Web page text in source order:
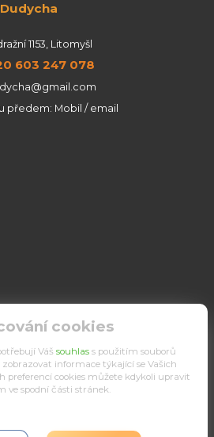
1153, Litomyšl
603 247 078
předem: Mobil / email
cookies
Váš souhlass použitím souborů
zobrazovat informace týkající se Vašich
preferencí cookies můžete kdykoli upravit
ve spodní části stránek.